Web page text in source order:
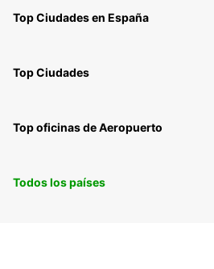
Top Ciudades en España
Top Ciudades
Top oficinas de Aeropuerto
Todos los países